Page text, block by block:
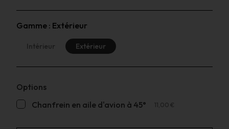
Gamme : Extérieur
Intérieur Extérieur
Options
Chanfrein en aile d'avion à 45°
11,00 €